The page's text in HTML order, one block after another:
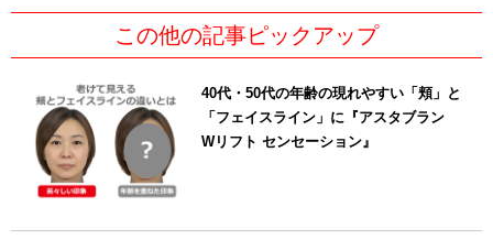
この他の記事ピックアップ
40代・50代の年齢の現れやすい「頬」と
「フェイスライン」に『アスタブラン
Wリフト センセーション』